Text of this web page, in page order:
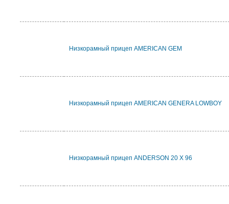
Низкорамный прицеп AMERICAN GEM
Низкорамный прицеп AMERICAN GENERA LOWBOY
Низкорамный прицеп ANDERSON 20 X 96